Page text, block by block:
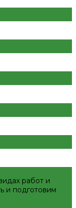
работ и
и подготовим